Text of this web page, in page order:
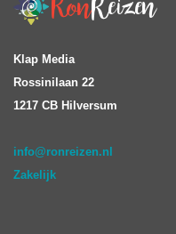
Klap Media
Rossinilaan 22
1217 CB Hilversum
info@ronreizen.nl
Zakelijk